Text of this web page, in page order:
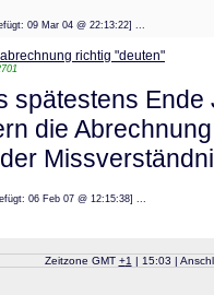
09 Mar 04 @ 22:13:22] ...
richtig "deuten"
spätestens
die
06 Feb 07 @ 12:15:38] ...
Zeitzone GMT +1 | 15:03 |